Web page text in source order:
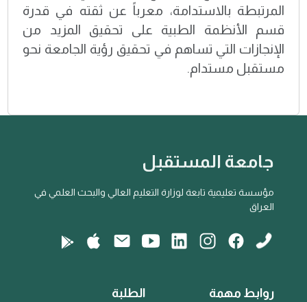
المرتبطة بالاستدامة، معرباً عن ثقته في قدرة
قسم الأنظمة الطبية على تحقيق المزيد من
الإنجازات التي تساهم في تحقيق رؤية الجامعة نحو
مستقبل مستدام.
جامعة المستقبل
مؤسسة تعليمية تابعة لوزارة التعليم العالي والبحث العلمي في
العراق
روابط مهمة الطلبة